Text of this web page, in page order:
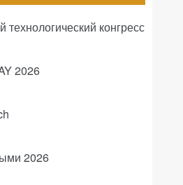
конгресс
2026
2026